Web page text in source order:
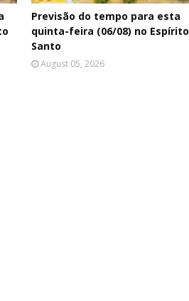
Previsão do tempo para esta
quinta-feira (06/08) no Espírito
Santo
August 05, 2026